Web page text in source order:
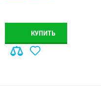
КУПИТЬ